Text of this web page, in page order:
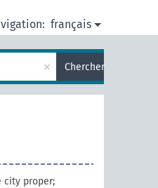
français
× Chercher
city proper;